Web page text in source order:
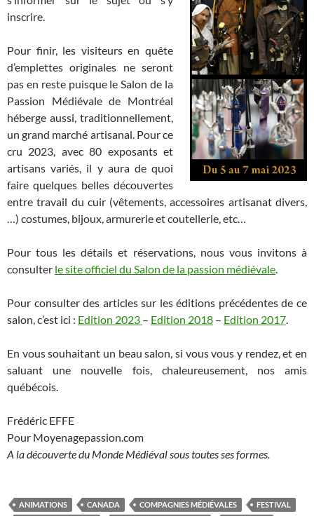
inscrire.
Pour finir, les visiteurs en quête
d’emplettes originales ne seront
pas en reste puisque le Salon de la
Passion Médiévale de Montréal
héberge aussi, traditionnellement,
un grand marché artisanal. Pour ce
cru 2023, avec 80 exposants et
artisans variés, il y aura de quoi
faire quelques belles découvertes
entre travail du cuir (vêtements, accessoires artisanat divers,
…) costumes, bijoux, armurerie et coutellerie, etc…
Pour tous les détails et réservations, nous vous invitons à
consulter le site officiel du Salon de la passion médiévale.
Pour consulter des articles sur les éditions précédentes de ce
salon, c’est ici : Edition 2023 – Edition 2018 – Edition 2017.
En vous souhaitant un beau salon, si vous vous y rendez, et en
saluant une nouvelle fois, chaleureusement, nos amis
québécois.
Frédéric EFFE
Pour Moyenagepassion.com
A la découverte du Monde Médiéval sous toutes ses formes.
ANIMATIONS CANADA COMPAGNIES MÉDIÉVALES
FESTIVAL